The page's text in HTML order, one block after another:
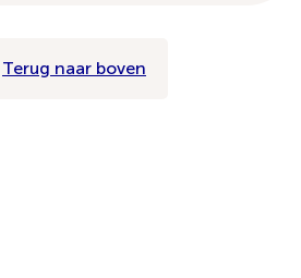
Terug naar boven